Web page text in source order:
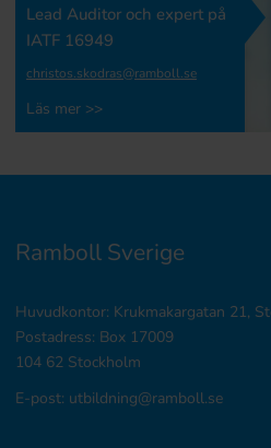
Lead Auditor och expert på
IATF 16949
christos.skodras@ramboll.se
Läs mer >>
Ramboll Sverige
Huvudkontor: Krukmakargatan 21,
Postadress: Box 17009
104 62 Stockholm
E-post: utbildning@ramboll.se